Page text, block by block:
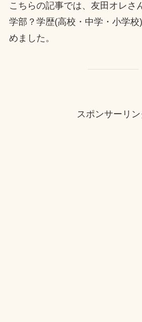
こちらの記事では、友田オレさ
学部？学歴(高校・中学・小学校
めました。
スポンサーリン